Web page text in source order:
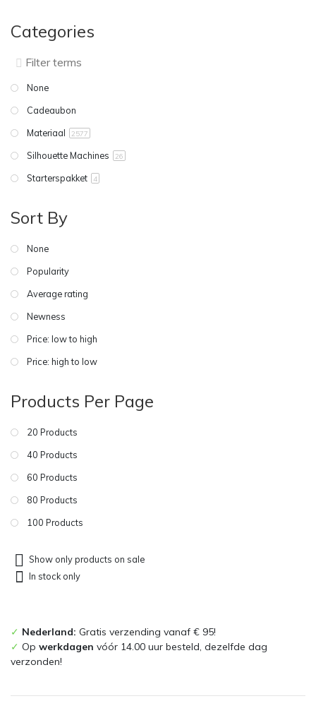
Categories
None
Cadeaubon
Materiaal
2577
Silhouette Machines 26
Starterspakket 4
Sort By
None
Popularity
Average rating
Newness
Price: low to high
Price: high to low
Products Per Page
20 Products
40 Products
60 Products
80 Products
100 Products
Show only products on sale
In stock only
✓ Nederland: Gratis verzending vanaf € 95!
✓ Op werkdagen vóór 14.00 uur besteld, dezelfde dag
verzonden!